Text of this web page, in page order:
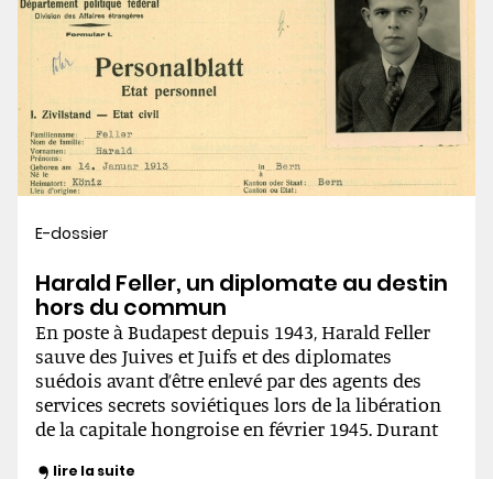
E-dossier
Harald Feller, un diplomate au destin
hors du commun
En poste à Budapest depuis 1943, Harald Feller
sauve des Juives et Juifs et des diplomates
suédois avant d’être enlevé par des agents des
services secrets soviétiques lors de la libération
de la capitale hongroise en février 1945. Durant
lire la suite